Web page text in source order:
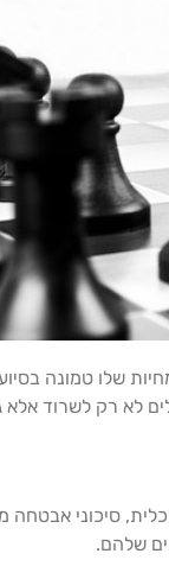
מלחמה. המומחיות שלו
לא רק לשרוד
סיכוני אבטחה
שלהם.